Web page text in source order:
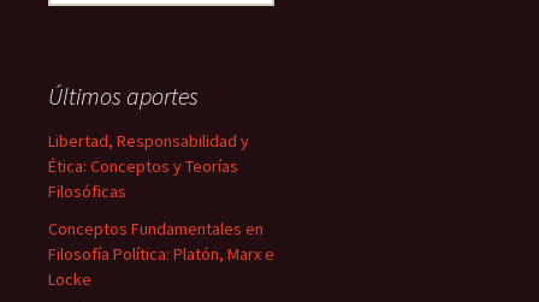
Últimos aportes
Libertad, Responsabilidad y
Ética: Conceptos y Teorías
Filosóficas
Conceptos Fundamentales en
Filosofía Política: Platón, Marx e
Locke